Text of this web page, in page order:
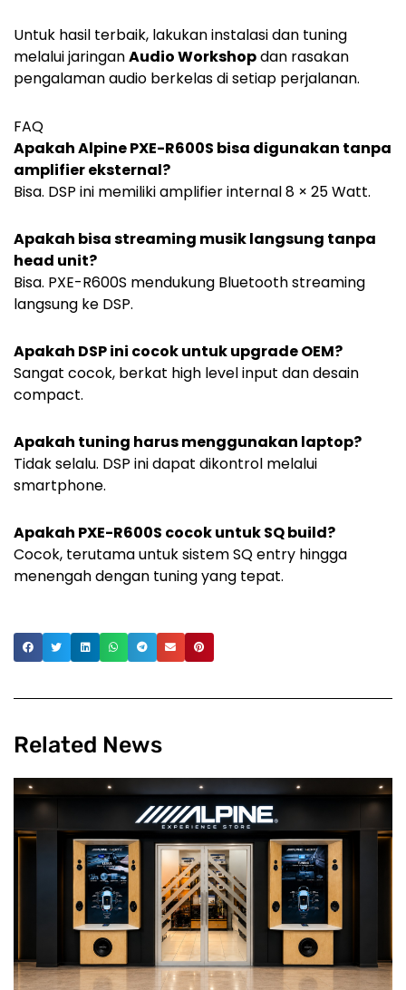
Untuk hasil terbaik, lakukan instalasi dan tuning
melalui jaringanAudio Workshopdan rasakan
pengalaman audio berkelas di setiap perjalanan.
FAQ
Apakah Alpine PXE-R600S bisa digunakan tanpa
amplifier eksternal?
Bisa. DSP ini memiliki amplifier internal 8 × 25 Watt.
Apakah bisa streaming musik langsung tanpa
head unit?
Bisa. PXE-R600S mendukung Bluetooth streaming
langsung ke DSP.
Apakah DSP ini cocok untuk upgrade OEM?
Sangat cocok, berkat high level input dan desain
compact.
Apakah tuning harus menggunakan laptop?
Tidak selalu. DSP ini dapat dikontrol melalui
smartphone.
Apakah PXE-R600S cocok untuk SQ build?
Cocok, terutama untuk sistem SQ entry hingga
menengah dengan tuning yang tepat.
Related News